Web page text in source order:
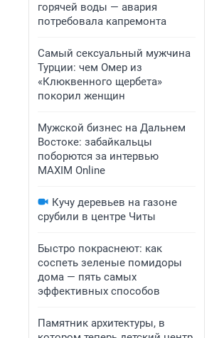
горячей воды — авария
потребовала капремонта
Самый сексуальный мужчина
Турции: чем Омер из
«Клюквенного щербета»
покорил женщин
Мужской бизнес на Дальнем
Востоке: забайкальцы
поборются за интервью
MAXIM Online
Кучу деревьев на газоне
срубили в центре Читы
Быстро покраснеют: как
соспеть зеленые помидоры
дома — пять самых
эффективных способов
Памятник архитектуры, в